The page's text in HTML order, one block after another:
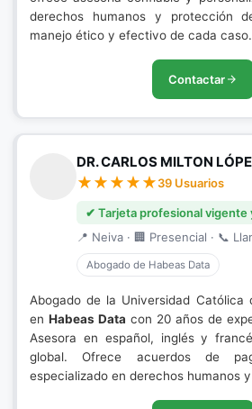
derechos humanos y protección
manejo ético y efectivo de cada caso.
Contactar
DR. CARLOS MILTON
39 Usuarios
✔ Tarjeta profesional vigente
📍 Neiva · 🏢 Presencial · 📞
Abogado de Habeas Data
Abogado de la Universidad Católica
en Habeas Data con 20 años de
Asesora en español, inglés y
global. Ofrece acuerdos de
especializado en derechos humanos